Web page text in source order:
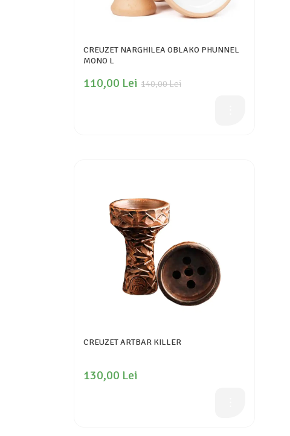
CREUZET NARGHILEA OBLAKO PHUNNEL
MONO L
140,00 Lei
110,00 Lei
CREUZET ARTBAR KILLER
130,00 Lei